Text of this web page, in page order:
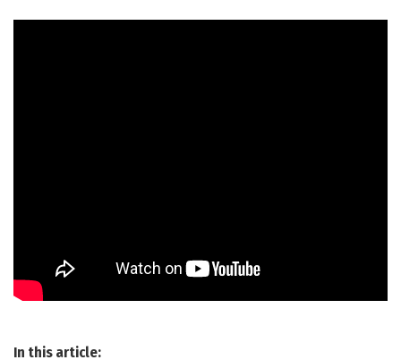
In this article: